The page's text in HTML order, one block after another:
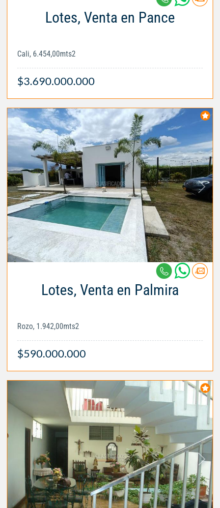
Lotes, Venta en Pance
Cali, 6.454,00mts2
$3.690.000.000
Lotes, Venta en Palmira
Rozo, 1.942,00mts2
$590.000.000